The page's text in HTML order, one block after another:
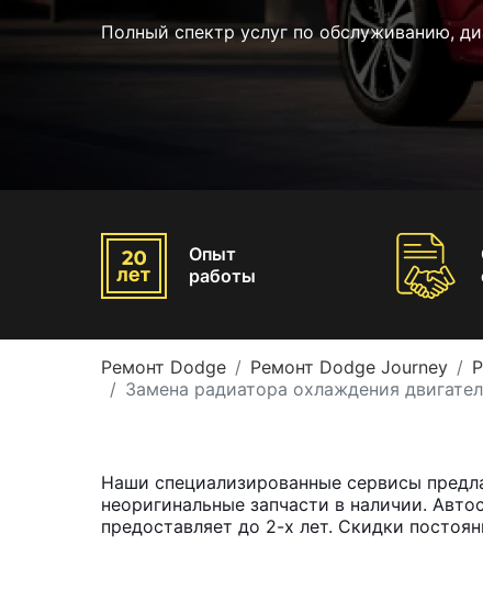
Полный спектр услуг по обслуживанию,
Опыт
работы
Ремонт Dodge Ремонт Dodge Journey
Замена радиатора охлаждения
Наши специализированные сервисы
неоригинальные запчасти в наличии.
предоставляет до 2-х лет. Скидки